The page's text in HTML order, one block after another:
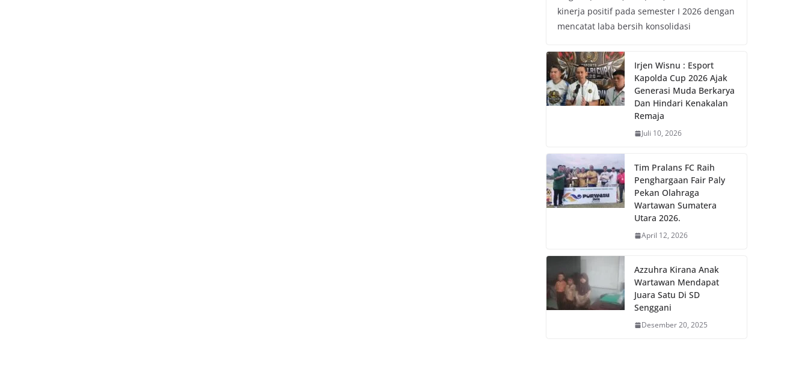
kinerja positif pada semester I 2026 dengan
mencatat laba bersih konsolidasi
Irjen Wisnu : Esport
Kapolda Cup 2026 Ajak
Generasi Muda Berkarya
Dan Hindari Kenakalan
Remaja
Juli 10, 2026
Tim Pralans FC Raih
Penghargaan Fair Paly
Pekan Olahraga
Wartawan Sumatera
Utara 2026.
April 12, 2026
Azzuhra Kirana Anak
Wartawan Mendapat
Juara Satu Di SD
Senggani
Desember 20, 2025